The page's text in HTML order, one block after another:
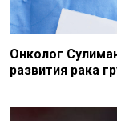
Онколог
развития рака